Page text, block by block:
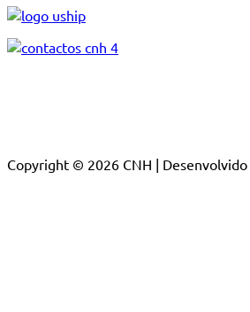
Copyright © 2026 CNH |